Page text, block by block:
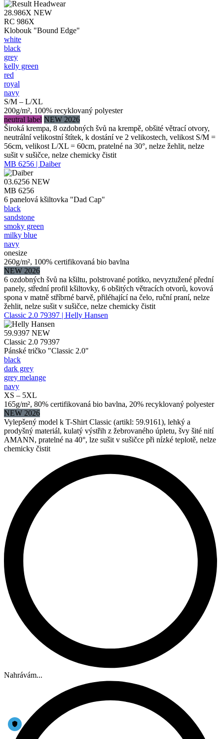
28.986X NEW
RC 986X
Klobouk "Bound Edge"
white
black
grey
kelly green
red
royal
navy
S/M – L/XL
200g/m², 100% recyklovaný polyester
neutral label NEW 2026
Široká krempa, 8 ozdobných švů na krempě, obšité větrací otvory,
neutrální velikostní štítek, k dostání ve 2 velikostech, velikost S/M =
56cm, velikost L/XL = 60cm, pratelné na 30°, nelze žehlit, nelze
sušit v sušičce, nelze chemicky čistit
MB 6256 | Daiber
03.6256 NEW
MB 6256
6 panelová kšiltovka "Dad Cap"
black
sandstone
smoky green
milky blue
navy
onesize
260g/m², 100% certifikovaná bio bavlna
NEW 2026
6 ozdobných švů na kšiltu, polstrované potítko, nevyztužené přední
panely, střední profil kšiltovky, 6 obšitých větracích otvorů, kovová
spona v matně stříbrné barvě, přiléhající na čelo, ruční praní, nelze
žehlit, nelze sušit v sušičce, nelze chemicky čistit
Classic 2.0 79397 | Helly Hansen
59.9397 NEW
Classic 2.0 79397
Pánské tričko "Classic 2.0"
black
dark grey
grey melange
navy
XS – 5XL
165g/m², 80% certifikovaná bio bavlna, 20% recyklovaný polyester
NEW 2026
Vylepšený model k T-Shirt Classic (artikl: 59.9161), lehký a
prodyšný materiál, kulatý výstřih z žebrovaného úpletu, švy šité nití
AMANN, pratelné na 40°, lze sušit v sušičce při nízké teplotě, nelze
chemicky čistit
Nahrávám...